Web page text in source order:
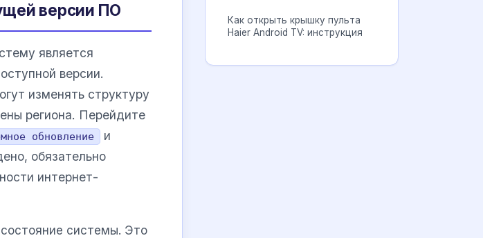
версии ПО
является
версии.
изменять структуру
региона. Перейдите
обновление
и
обязательно
интернет-
системы. Это
Как открыть крышку пульта
Haier Android TV: инструкция